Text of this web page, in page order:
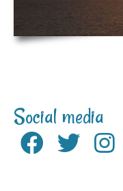
Social media